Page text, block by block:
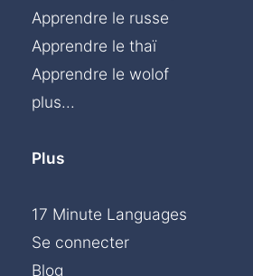
Apprendre le russe
Apprendre le thaï
Apprendre le wolof
plus...
Plus
17 Minute Languages
Se connecter
Blog